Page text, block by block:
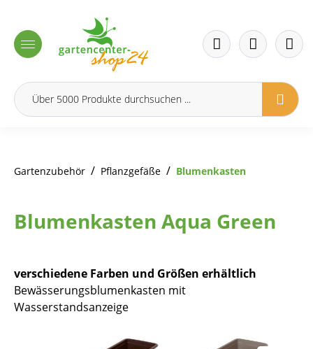
Gartenzubehör / Pflanzgefäße / Blumenkasten
Blumenkasten Aqua Green
verschiedene Farben und Größen erhältlich
Bewässerungsblumenkasten mit
Wasserstandsanzeige